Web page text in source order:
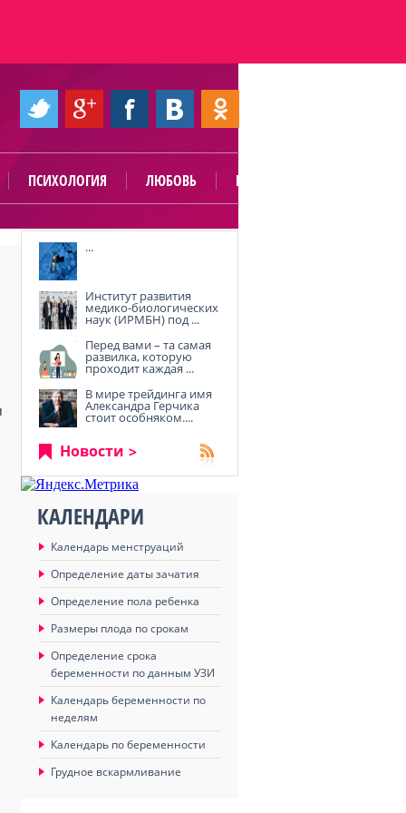
ПСИХОЛОГИЯ ЛЮБОВЬ ПОЛЕЗНО
...
Институт развития
медико-биологических
наук (ИРМБН) под ...
Перед вами – та самая
развилка, которую
проходит каждая ...
В мире трейдинга имя
Александра Герчика
стоит особняком....
Новости
КАЛЕНДАРИ
Календарь менструаций
Определение даты зачатия
Определение пола ребенка
Размеры плода по срокам
Определение срока
беременности по данным УЗИ
Календарь беременности по
неделям
Календарь по беременности
Грудное вскармливание